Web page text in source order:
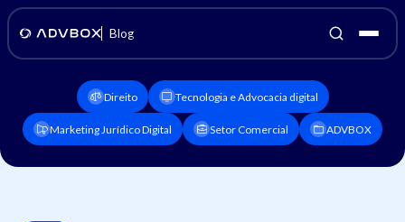
Blog
Direito Tecnologia e Advocacia digital
Marketing Jurídico Digital Setor Comercial ADVBOX